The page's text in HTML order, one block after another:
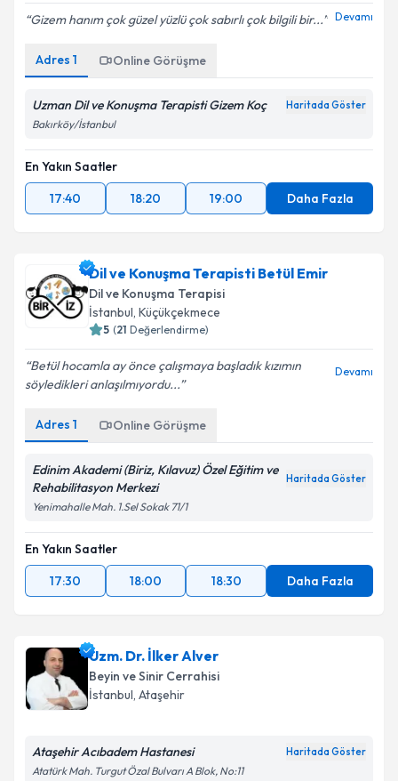
Gizem hanım çok güzel yüzlü çok sabırlı çok bilgili bir... Devamı
Adres 1 Online Görüşme
Uzman Dil ve Konuşma Terapisti Gizem Koç Haritada Göster
Bakırköy/İstanbul
En Yakın Saatler
17:40
18:20 19:00 Daha Fazla
Dil ve Konuşma Terapisti Betül Emir
Dil ve Konuşma Terapisi
İstanbul, Küçükçekmece
5 (21 Değerlendirme)
Betül hocamla ay önce çalışmaya başladık kızımın
söyledikleri anlaşılmıyordu...
Devamı
Adres 1 Online Görüşme
Edinim Akademi (Biriz, Kılavuz) Özel Eğitim ve
Rehabilitasyon Merkezi
Haritada Göster
Yenimahalle Mah. 1.Sel Sokak 71/1
En Yakın Saatler
17:30
18:00 18:30 Daha Fazla
Uzm. Dr. İlker Alver
Beyin ve Sinir Cerrahisi
İstanbul, Ataşehir
Ataşehir Acıbadem Hastanesi Haritada Göster
Atatürk Mah. Turgut Özal Bulvarı A Blok, No:11